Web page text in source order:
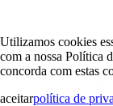
Utilizamos cookies
com a nossa Política
concorda com estas
aceitarpolítica de